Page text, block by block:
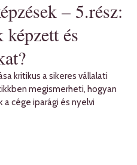
– 5.rész:
és
kritikus a sikeres vállalati
megismerheti, hogyan
cége iparági és nyelvi